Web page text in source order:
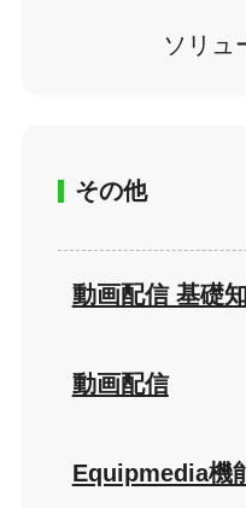
ソリュ
その他
動画配信 基礎
動画配信
Equipmedia機